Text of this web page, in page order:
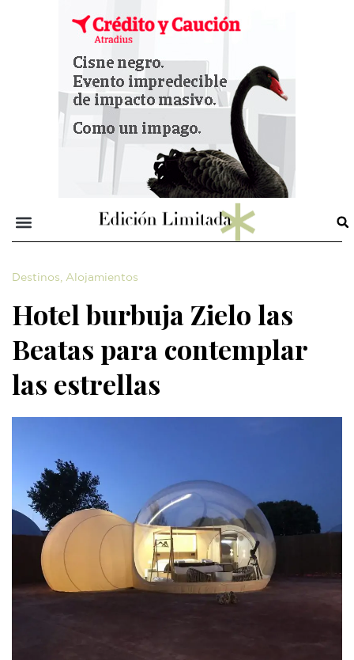
Destinos, Alojamientos
Hotel burbuja Zielo las
Beatas para contemplar
las estrellas